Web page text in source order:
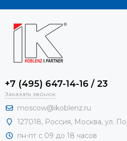
+7 (495) 647-14-16 / 23
Заказать звонок
moscow@ikoblenz.ru
127018, Россия, Москва, ул.
пн-пт с 09 до 18 часов